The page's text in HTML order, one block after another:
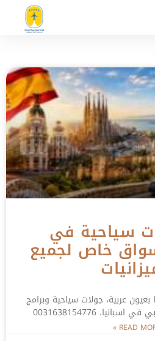
سياحية في
خاص لجميع
عربية، جولات سياحية وبرامج
0031638154776
READ